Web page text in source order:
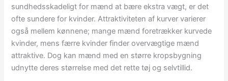
sundhedsskadeligt for mænd at bære ekstra vægt, er det
ofte sundere for kvinder. Attraktiviteten af kurver varierer
også mellem kønnene; mange mænd foretrækker kurvede
kvinder, mens færre kvinder finder overvægtige mænd
attraktive. Dog kan mænd med en større kropsbygning
udnytte deres størrelse med det rette tøj og selvtillid.